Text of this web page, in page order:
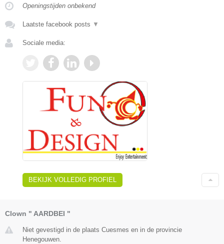
Openingstijden onbekend
Laatste facebook posts ▼
Sociale media:
BEKIJK VOLLEDIG PROFIEL
Clown " AARDBEI "
Niet gevestigd in de plaats Cuesmes en in de provincie
Henegouwen.